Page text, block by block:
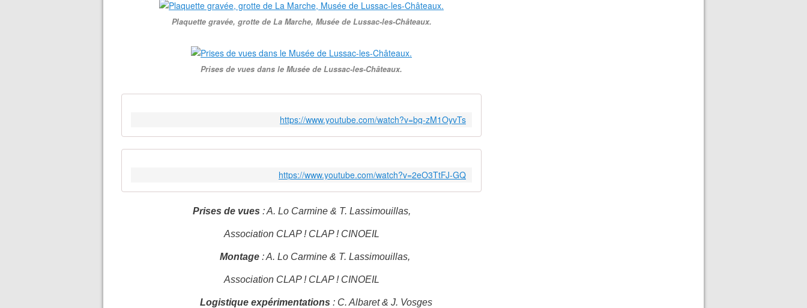
Plaquette gravée, grotte de La Marche, Musée de Lussac-les-Châteaux.
Prises de vues dans le Musée de Lussac-les-Châteaux.
https://www.youtube.com/watch?v=bg-zM1OyvTs
https://www.youtube.com/watch?v=2eO3TtFJ-GQ
Prises de vues : A. Lo Carmine & T. Lassimouillas,
Association CLAP ! CLAP ! CINOEIL
Montage : A. Lo Carmine & T. Lassimouillas,
Association CLAP ! CLAP ! CINOEIL
Logistique expérimentations : C. Albaret & J. Vosges